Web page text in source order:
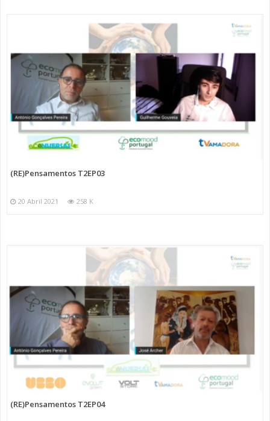
(RE)Pensamentos T2EP03
20 Abril 2021 258 K
(RE)Pensamentos T2EP04